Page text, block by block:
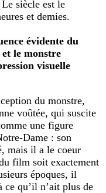
siècle est le
et demies.
évidente du
le monstre
visuelle
du monstre,
voûtée, qui suscite
une figure
Dame : son
mais il a le coeur
film soit exactement
époques, il
ce qu’il n’ait plus de